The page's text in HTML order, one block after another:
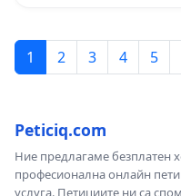
1 2 3 4 5
Peticiq.com
Ние предлагаме безплатен
професионална онлайн
услуга. Петициите ни са